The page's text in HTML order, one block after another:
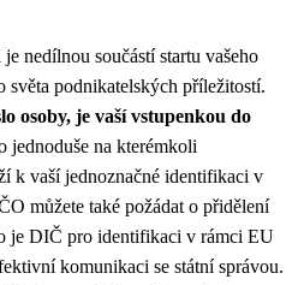
nedílnou součástí startu vašeho
světa podnikatelských příležitostí.
osoby, je vaší vstupenkou do
jednoduše na kterémkoli
k vaší jednoznačné identifikaci v
můžete také požádat o přidělení
je DIČ pro identifikaci v rámci EU
komunikaci se státní správou.